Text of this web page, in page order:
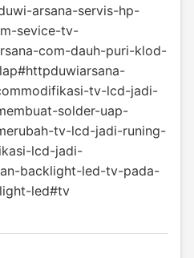
arsana-servis-hp-
sevice-tv-
com-dauh-puri-klod-
#httpduwiarsana-
tv-lcd-jadi-
solder-uap-
tv-lcd-jadi-runing-
lcd-jadi-
backlight-led-tv-pada-
led#tv